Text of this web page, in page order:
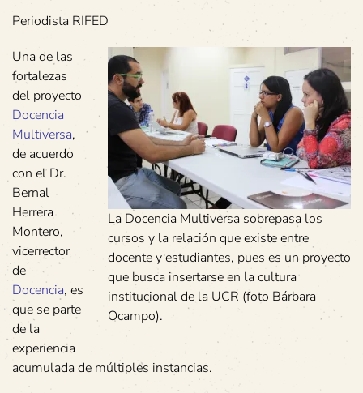
Periodista RIFED
La Docencia Multiversa sobrepasa los
cursos y la relación que existe entre
docente y estudiantes, pues es un proyecto
que busca insertarse en la cultura
institucional de la UCR (foto Bárbara
Ocampo).
Una de las
fortalezas
del proyecto
Docencia
Multiversa,
de acuerdo
con el Dr.
Bernal
Herrera
Montero,
vicerrector
de
Docencia, es
que se parte
de la
experiencia
acumulada de múltiples instancias.